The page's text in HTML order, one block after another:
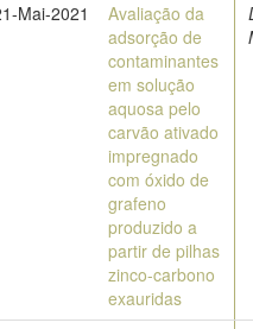
Mai-2021
Avaliação da
adsorção de
contaminantes
em solução
aquosa pelo
carvão ativado
impregnado
com óxido de
grafeno
produzido a
partir de pilhas
zinco-carbono
exauridas